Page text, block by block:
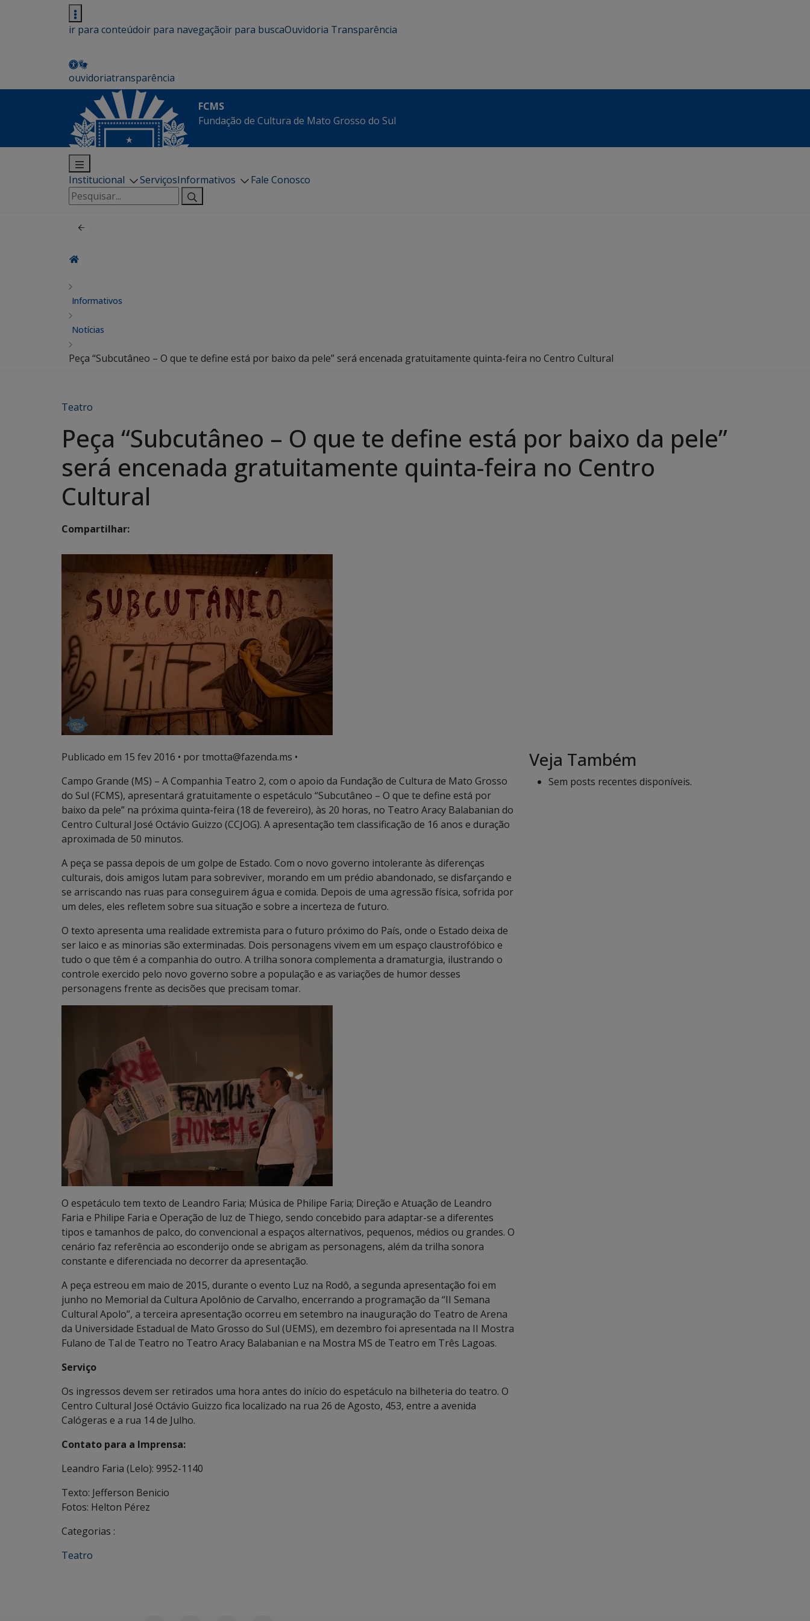
ir para conteúdoir para navegaçãoir para buscaOuvidoria Transparência
ouvidoriatransparência
FCMS
Fundação de Cultura de Mato Grosso do Sul
Institucional ServiçosInformativos
Fale Conosco
Pesquisar
por:
Informativos
Notícias
Peça “Subcutâneo – O que te define está por baixo da pele” será encenada gratuitamente quinta-feira no Centro Cultural
Teatro
Peça “Subcutâneo – O que te define está por baixo da pele”
será encenada gratuitamente quinta-feira no Centro
Cultural
Compartilhar:
Publicado em 15 fev 2016 • por tmotta@fazenda.ms •
Campo Grande (MS) – A Companhia Teatro 2, com o apoio da Fundação de Cultura de Mato Grosso
do Sul (FCMS), apresentará gratuitamente o espetáculo “Subcutâneo – O que te define está por
baixo da pele” na próxima quinta-feira (18 de fevereiro), às 20 horas, no Teatro Aracy Balabanian do
Centro Cultural José Octávio Guizzo (CCJOG). A apresentação tem classificação de 16 anos e duração
aproximada de 50 minutos.
A peça se passa depois de um golpe de Estado. Com o novo governo intolerante às diferenças
culturais, dois amigos lutam para sobreviver, morando em um prédio abandonado, se disfarçando e
se arriscando nas ruas para conseguirem água e comida. Depois de uma agressão física, sofrida por
um deles, eles refletem sobre sua situação e sobre a incerteza de futuro.
O texto apresenta uma realidade extremista para o futuro próximo do País, onde o Estado deixa de
ser laico e as minorias são exterminadas. Dois personagens vivem em um espaço claustrofóbico e
tudo o que têm é a companhia do outro. A trilha sonora complementa a dramaturgia, ilustrando o
controle exercido pelo novo governo sobre a população e as variações de humor desses
personagens frente as decisões que precisam tomar.
O espetáculo tem texto de Leandro Faria; Música de Philipe Faria; Direção e Atuação de Leandro
Faria e Philipe Faria e Operação de luz de Thiego, sendo concebido para adaptar-se a diferentes
tipos e tamanhos de palco, do convencional a espaços alternativos, pequenos, médios ou grandes. O
cenário faz referência ao esconderijo onde se abrigam as personagens, além da trilha sonora
constante e diferenciada no decorrer da apresentação.
A peça estreou em maio de 2015, durante o evento Luz na Rodô, a segunda apresentação foi em
junho no Memorial da Cultura Apolônio de Carvalho, encerrando a programação da “II Semana
Cultural Apolo”, a terceira apresentação ocorreu em setembro na inauguração do Teatro de Arena
da Universidade Estadual de Mato Grosso do Sul (UEMS), em dezembro foi apresentada na II Mostra
Fulano de Tal de Teatro no Teatro Aracy Balabanian e na Mostra MS de Teatro em Três Lagoas.
Serviço
Os ingressos devem ser retirados uma hora antes do início do espetáculo na bilheteria do teatro. O
Centro Cultural José Octávio Guizzo fica localizado na rua 26 de Agosto, 453, entre a avenida
Calógeras e a rua 14 de Julho.
Contato para a Imprensa:
Leandro Faria (Lelo): 9952-1140
Texto: Jefferson Benicio
Fotos: Helton Pérez
Categorias :
Teatro
Veja Também
Sem posts recentes disponíveis.